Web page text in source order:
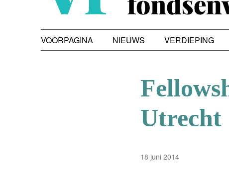
VOORPAGINA NIEUWS VERDIEPING
Utrecht
18 juni 2014